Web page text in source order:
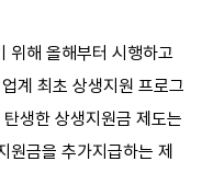
위해 올해부터 시행하고
계 최초 상생지원 프로그
생한 상생지원금 제도는
원금을 추가지급하는 제